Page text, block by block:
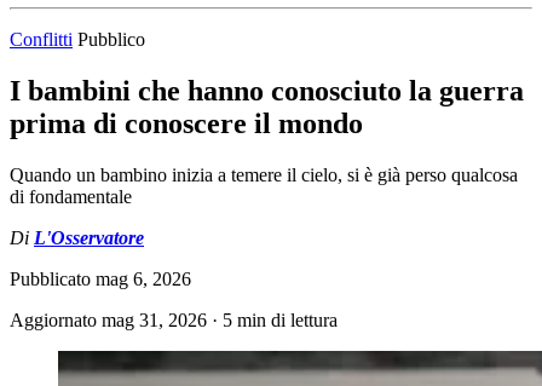
Conflitti Pubblico
I bambini che hanno conosciuto la guerra
prima di conoscere il mondo
Quando un bambino inizia a temere il cielo, si è già perso qualcosa
di fondamentale
Di L'Osservatore
Pubblicato mag 6, 2026
Aggiornato mag 31, 2026 · 5 min di lettura